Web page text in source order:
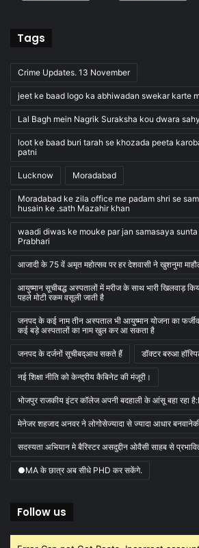
Tags
Crime Updates. 13 November
jeet ke baad logo ka abhiwadan swekar karte
Lal Bagh mein Nagrik Suraksha kou dwara
loot ke baad buri tarah se khozada peeta
patni
Lucknow Moradabad
Moradabad ke zila office me padam shri se
husain ke .sath Mazahir khan
waadi diwas ke mouke par jan samasaya
Prabhari
आजादी के 75 वें अमृत महोत्सव पर हर देशवासी ने खुशनुमा
आयुष्मान सूचीबद्ध अस्पतालों में मरीज के साथ भारी खिलवाड़
पहले मोटी रकम वसूली जाती है
जनपद के कई नाम तीन अस्पताल भी आयुष्मान योजना का
कई बड़े अस्पतालों का नाम खुल कर आ सकता है
जनपद के दर्जनों सूचीबद्आध सकते हैं डॉक्टर बरुआ
नई शिक्षा नीति को केन्द्रीय कैबिनेट की मंजूरी।
भोजपुर राजकीय इंटर कॉलेज अपनी बदहाली के आंसू बहा रहा
मेनेजर शहजाद अनवर ने लोगोसेज्यादा से ज्यादा आधार
सदस्यता अभियान मे बैरिस्टर असदुद्दीन ओवैसी साहब से
●MA के छात्र अब सीधे PHD कर सकेंगे.
Follow us